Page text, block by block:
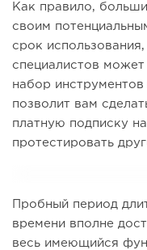
Как правило,
своим
срок
специалистов может
набор
позволит вам
платную подписку
протестировать
Пробный период
времени вполне
весь имеющийся